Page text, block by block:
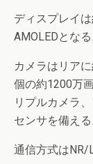
ディスプレイ
AMOLEDとなる
カメラはリア
個の約1200万
リプルカメラ
センサを備える
通信方式はNR/